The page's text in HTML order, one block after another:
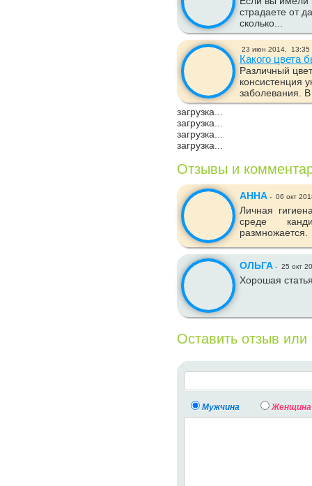
страдаете от
сколько...
23 июн 2014, 13:35
Какого цвета
Различный
консистенция
заболевания. В
загрузка...
загрузка...
загрузка...
загрузка...
Отзывы и
АННА - 06 окт
Личная
среде
размножается.
ОЛЬГА - 25 окт
Хорошая
Оставить отзыв
Мужчина Женщина